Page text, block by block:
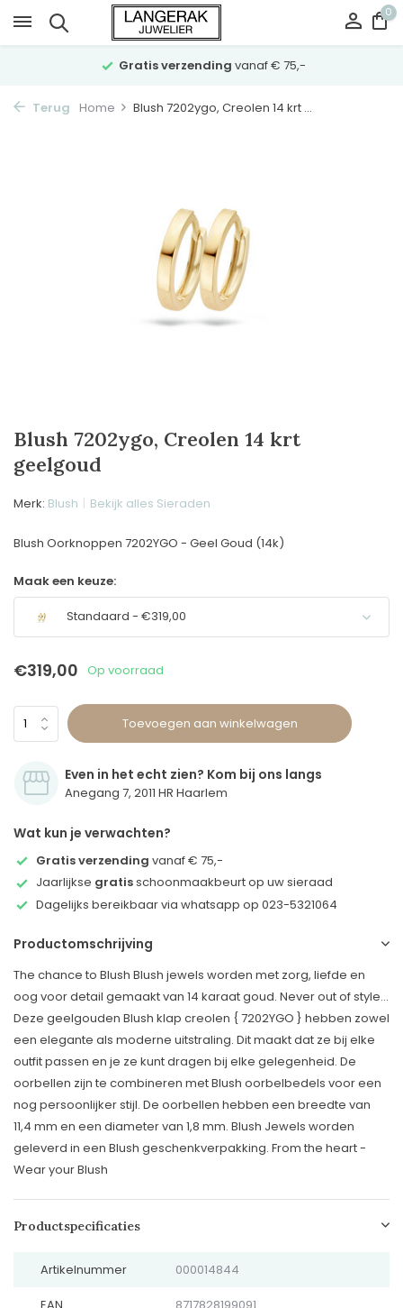
0
Gratis verzending vanaf € 75,-
Terug Home Blush 7202ygo, Creolen 14 krt ...
Blush 7202ygo, Creolen 14 krt
geelgoud
Merk: Blush Bekijk alles Sieraden
Blush Oorknoppen 7202YGO - Geel Goud (14k)
Maak een keuze:
Standaard - €319,00
€319,00 Op voorraad
Toevoegen aan winkelwagen
Even in het echt zien? Kom bij ons langs
Anegang 7, 2011 HR Haarlem
Wat kun je verwachten?
Gratis verzending vanaf € 75,-
Jaarlijkse gratisschoonmaakbeurt op uw sieraad
Dagelijks bereikbaar via whatsapp op 023-5321064
Productomschrijving
The chance to Blush Blush jewels worden met zorg, liefde en
oog voor detail gemaakt van 14 karaat goud. Never out of style…
Deze geelgouden Blush klap creolen { 7202YGO } hebben zowel
een elegante als moderne uitstraling. Dit maakt dat ze bij elke
outfit passen en je ze kunt dragen bij elke gelegenheid. De
oorbellen zijn te combineren met Blush oorbelbedels voor een
nog persoonlijker stijl. De oorbellen hebben een breedte van
11,4 mm en een diameter van 1,8 mm. Blush Jewels worden
geleverd in een Blush geschenkverpakking. From the heart -
Wear your Blush
Productspecificaties
Artikelnummer 000014844